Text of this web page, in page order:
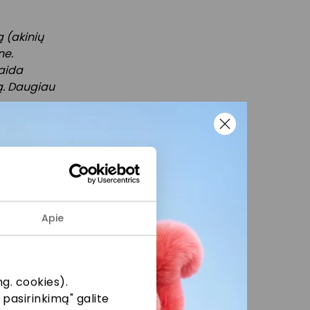
Apie
cookies).
pasirinkimą" galite
(akinių
Daugiau
ir
bei
į